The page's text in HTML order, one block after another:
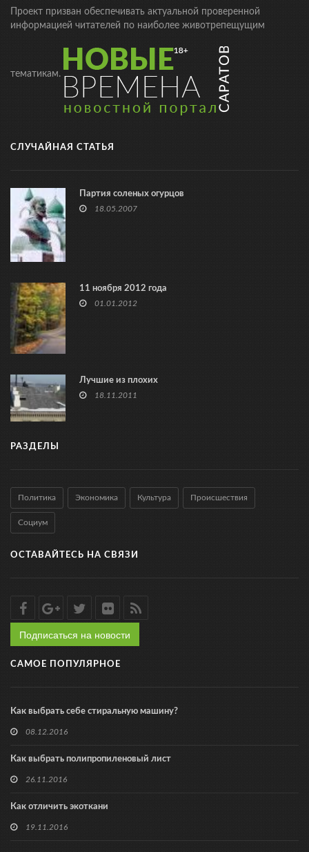
Проект призван обеспечивать актуальной проверенной
информацией читателей по наиболее животрепещущим
тематикам.
СЛУЧАЙНАЯ СТАТЬЯ
Партия соленых огурцов
18.05.2007
11 ноября 2012 года
01.01.2012
Лучшие из плохих
18.11.2011
РАЗДЕЛЫ
Политика Экономика Культура Происшествия
Социум
ОСТАВАЙТЕСЬ НА СВЯЗИ
Подписаться на новости
САМОЕ ПОПУЛЯРНОЕ
Как выбрать себе стиральную машину?
08.12.2016
Как выбрать полипропиленовый лист
26.11.2016
Как отличить экоткани
19.11.2016